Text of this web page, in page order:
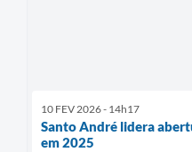
10 FEV 2026 - 14h17
Santo André lidera
em 2025